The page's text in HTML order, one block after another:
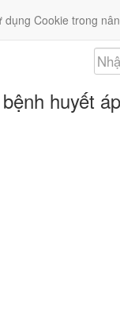
thiệu Liên
dụng Cookie trong
huyết áp